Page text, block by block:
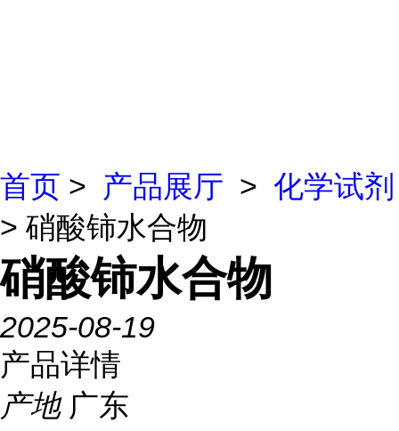
首页 > 产品展厅 > 化学试剂
> 硝酸铈水合物
硝酸铈水合物
2025-08-19
产品详情
产地 广东